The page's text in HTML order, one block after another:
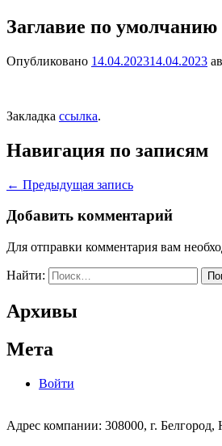
Заглавие по умолчанию
Опубликовано 14.04.202314.04.2023
Закладка ссылка.
Навигация по записям
← Предыдущая запись
Добавить комментарий
Для отправки комментария вам
Найти:
Архивы
Мета
Войти
Адрес компании: 308000, г.